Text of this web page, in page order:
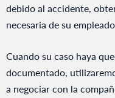
debido al accidente,
necesaria de su
Cuando su caso haya
documentado,
a negociar con la